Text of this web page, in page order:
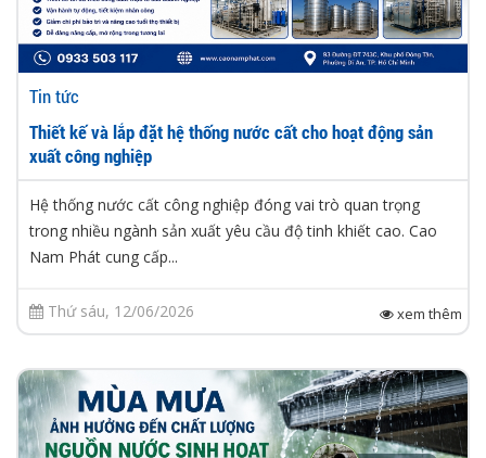
Tin tức
Thiết kế và lắp đặt hệ thống nước cất cho hoạt động sản
xuất công nghiệp
Hệ thống nước cất công nghiệp đóng vai trò quan trọng
trong nhiều ngành sản xuất yêu cầu độ tinh khiết cao. Cao
Nam Phát cung cấp...
Thứ sáu, 12/06/2026 xem thêm